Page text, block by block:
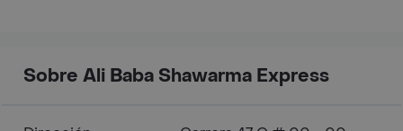
Sobre Ali Baba Shawarma Express